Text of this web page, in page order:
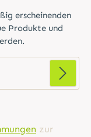
erscheinenden
Produkte und
zur